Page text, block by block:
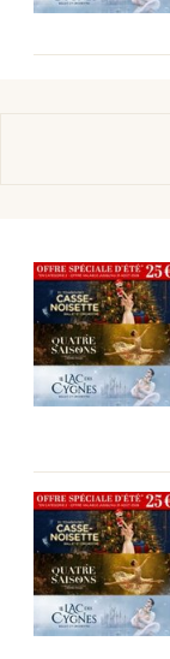
Sorties &
Danse dans
Danse en
Newsletter
Artistes en